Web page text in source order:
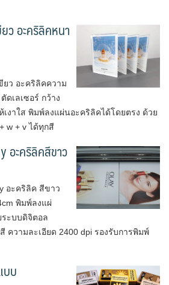
ว อะคริลิคหนา
ว อะคริลิคความ
ดเลเซอร์ กว้าง
งาใส พิมพ์ลงแผ่นอะคริลิคได้โดยตรง ด้วย
w + v ได้ทุกสี
อะคริลิคสีขาว
อะคริลิค สีขาว
พิมพ์ลงแผ่
ะบบดิจิตอล
ความละเอียด 2400 dpi รองรับการพิมพ์
บ